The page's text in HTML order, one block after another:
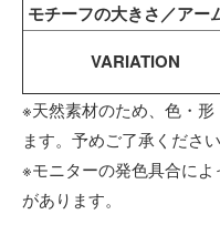
モチーフの大きさ／アー
VARIATION
※天然素材のため、色・
ます。予めご了承ください
※モニターの発色具合に
があります。